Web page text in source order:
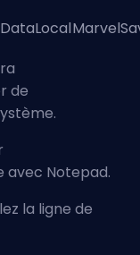
de
avec Notepad.
la ligne de